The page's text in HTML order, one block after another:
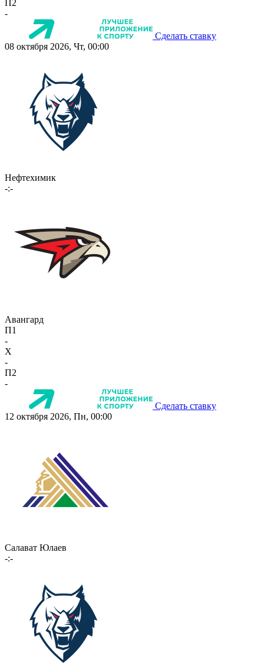
П2
-
Сделать ставку
08 октября 2026, Чт, 00:00
Нефтехимик
-:-
Авангард
П1
-
X
-
П2
-
Сделать ставку
12 октября 2026, Пн, 00:00
Салават Юлаев
-:-